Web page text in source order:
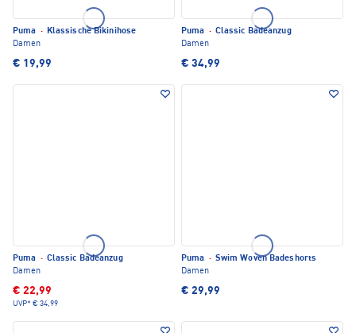
Puma · Klassische Bikinihose
Damen
€ 19,99
Puma · Classic Badeanzug
Damen
€ 34,99
Puma · Classic Badeanzug
Damen
€ 22,99
UVP* € 34,99
Puma · Swim Woven Badeshorts
Damen
€ 29,99